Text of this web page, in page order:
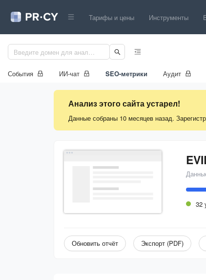
Тарифы и цены Инструменты
События ИИ-чат SEO-метрики Аудит
Анализ этого сайта устарел!
Данные собраны 10 месяцев назад.
32
Обновить отчёт Экспорт (PDF)